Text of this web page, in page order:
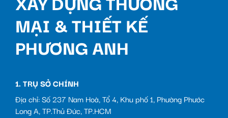
MẠI & THIẾT KẾ
PHƯƠNG ANH
1. TRỤ SỞ CHÍNH
Địa chỉ: Số 237 Nam Hoà, Tổ 4, Khu phố 1, Phường Phước
Long A, TP.Thủ Đức, TP.HCM